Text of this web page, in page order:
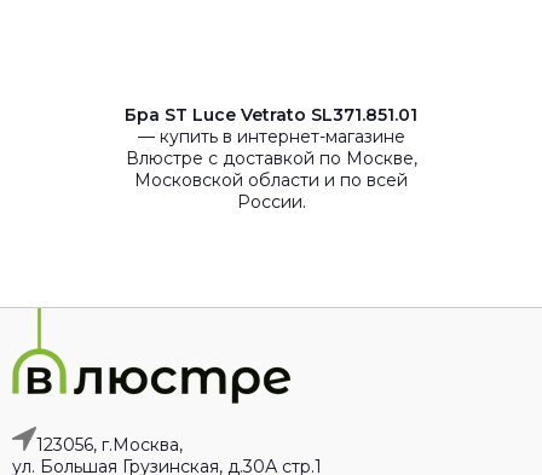
Бра ST Luce Vetrato SL371.851.01
— купить в интернет-магазине
Влюстре с доставкой по Москве,
Московской области и по всей
России.
123056, г.Москва,
ул. Большая Грузинская, д.30А стр.1